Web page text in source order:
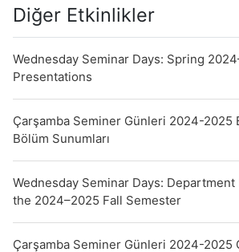
Diğer Etkinlikler
Wednesday Seminar Days: Spring
Presentations
Çarşamba Seminer Günleri 2024-2025
Bölüm Sunumları
Wednesday Seminar Days:
the 2024–2025 Fall Semester
Çarşamba Seminer Günleri 2024-2025